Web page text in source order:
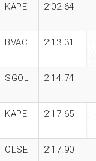
KAPE 2’02.64
BVAC 2’13.31
SGOL 2’14.74
KAPE 2’17.65
OLSE 2’17.90